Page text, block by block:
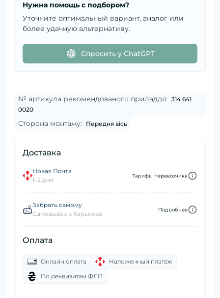
Нужна помощь с подбором?
Уточните оптимальный вариант, аналог или
более удачную альтернативу.
Спросить у ChatGPT
№ артикула рекомендованого приладдя: 314 641
0020
Сторона монтажу: Передня вісь
Доставка
Новая Почта
1–2 дня
Тарифы перевозчика
Забрать самому
Самовывоз в Харькове
Подробнее
Оплата
Онлайн оплата
Наложенный платёж
По реквизитам ФЛП